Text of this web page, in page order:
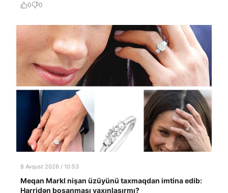
0 0
8 Avqust 2026 / 10:53
Meqan Markl nişan üzüyünü taxmaqdan imtina edib:
Harridən boşanması yaxınlaşırmı?